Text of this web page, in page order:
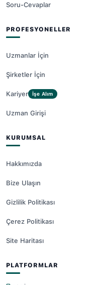
Soru-Cevaplar
PROFESYONELLER
Uzmanlar İçin
Şirketler İçin
Kariyer İşe Alım
Uzman Girişi
KURUMSAL
Hakkımızda
Bize Ulaşın
Gizlilik Politikası
Çerez Politikası
Site Haritası
PLATFORMLAR